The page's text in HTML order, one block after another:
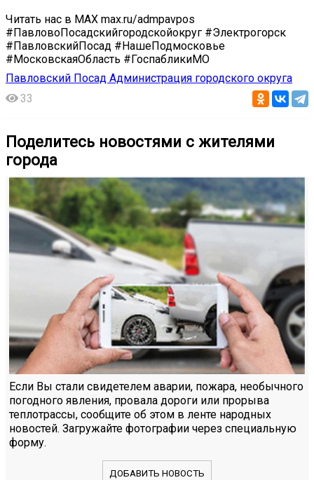
Читать нас в MAX max.ru/admpavpos
#ПавловоПосадскийгородскойокруг #Электрогорск
#ПавловскийПосад #НашеПодмосковье
#МосковскаяОбласть #ГоспабликиМО
Павловский Посад Администрация городского округа
33
Поделитесь новостями с жителями
города
Если Вы стали свидетелем аварии, пожара, необычного
погодного явления, провала дороги или прорыва
теплотрассы, сообщите об этом в ленте народных
новостей. Загружайте фотографии через специальную
форму.
ДОБАВИТЬ НОВОСТЬ